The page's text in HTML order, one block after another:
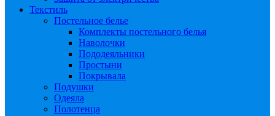
Текстиль
Постельное белье
Комплекты постельного белья
Наволочки
Пододеяльники
Простыни
Покрывала
Подушки
Одеяла
Полотенца